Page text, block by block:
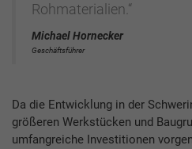
Rohmaterialien.“
Michael Hornecker
Geschäftsführer
Da die Entwicklung in der
größeren Werkstücken und
umfangreiche Investitionen